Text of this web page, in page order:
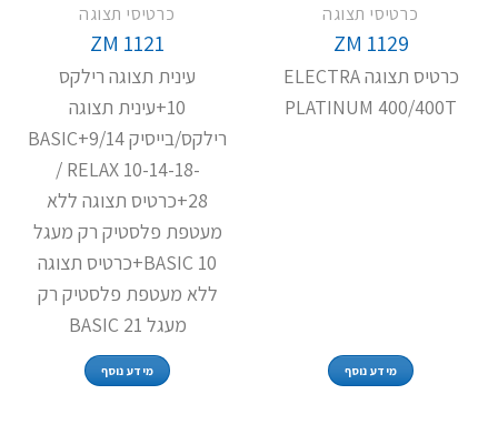
כרטיסי תצוגה
ZM 1129
כרטיס תצוגה ELECTRA
PLATINUM 400/400T
מידע נוסף
כרטיסי תצוגה
ZM 1121
עינית תצוגה רילקס
10+עינית תצוגה
רילקס/בייסיק 9/14+BASIC
/ RELAX 10-14-18-
28+כרטיס תצוגה ללא
מעטפת פלסטיק רק מעגל
BASIC 10+כרטיס תצוגה
ללא מעטפת פלסטיק רק
מעגל BASIC 21
מידע נוסף